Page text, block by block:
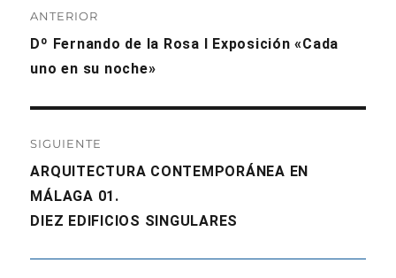
de
entradas
ANTERIOR
Entrada
anterior:
Dº Fernando de la Rosa I Exposición «Cada
uno en su noche»
SIGUIENTE
Entrada
siguiente:
ARQUITECTURA CONTEMPORÁNEA EN
MÁLAGA 01.
DIEZ EDIFICIOS SINGULARES